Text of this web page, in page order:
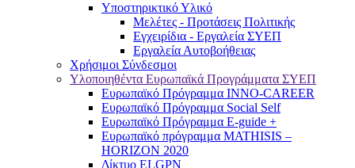
Υποστηρικτικό Υλικό
Μελέτες - Προτάσεις Πολιτικής
Εγχειρίδια - Εργαλεία ΣΥΕΠ
Εργαλεία Αυτοβοήθειας
Χρήσιμοι Σύνδεσμοι
Υλοποιηθέντα Ευρωπαϊκά Προγράμματα ΣΥΕΠ
Ευρωπαϊκό Πρόγραμμα INNO-CAREER
Ευρωπαϊκό Πρόγραμμα Social Self
Ευρωπαϊκό Πρόγραμμα E-guide +
Ευρωπαϊκό πρόγραμμα MATHISIS –
HORIZON 2020
Δίκτυο ELGPN